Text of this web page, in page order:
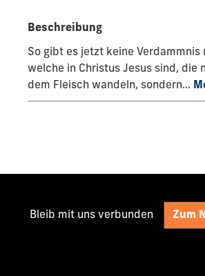
Beschreibung
So gibt es jetzt keine Verdammnis
welche in Christus Jesus sind, die
dem Fleisch wandeln, sondern…
Bleib mit uns verbunden Zum